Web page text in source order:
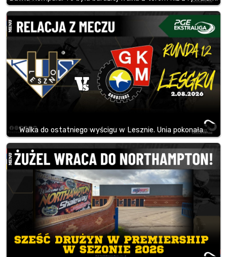
Walka do ostatniego wyścigu w Lesznie. Unia pokonała…